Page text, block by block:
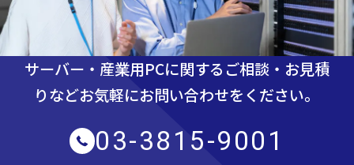
サーバー・産業用PCに関するご相談・お見積
りなどお気軽にお問い合わせをください。
03-3815-9001